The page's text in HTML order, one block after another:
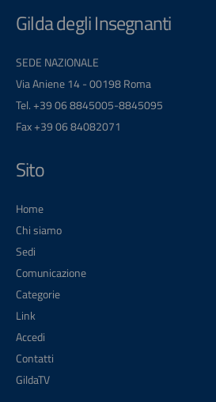
Gilda degli Insegnanti
SEDE NAZIONALE
Via Aniene 14 - 00198 Roma
Tel. +39 06 8845005-8845095
Fax +39 06 84082071
Sito
Home
Chi siamo
Sedi
Comunicazione
Categorie
Link
Accedi
Contatti
GildaTV